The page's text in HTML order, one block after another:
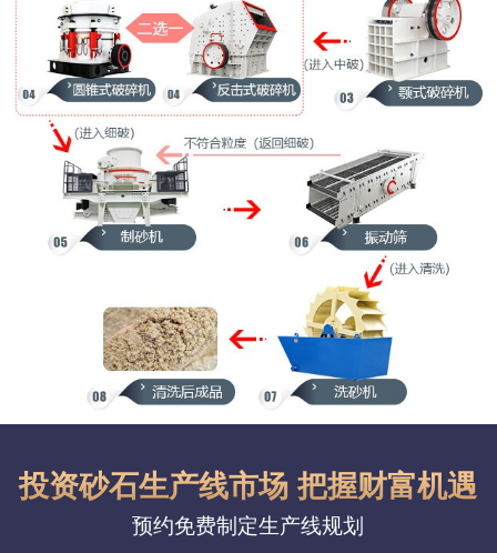
投资砂石生产线市场 把握财富机遇
预约免费制定生产线规划